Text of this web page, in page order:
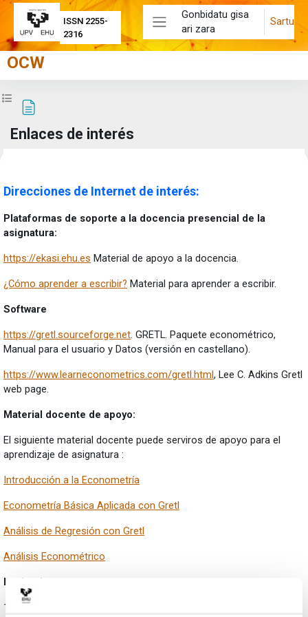
ISSN 2255-
2316
Alboko panela
Gonbidatu gisa
ari zara
Sartu
Joan eduki nagusira zuzenean
OCW
Zabaldu ikastaroaren aurkibidea
Enlaces de interés
Direcciones de Internet de interés:
Plataformas de soporte a la docencia presencial de la
asignatura:
https://ekasi.ehu.es Material de apoyo a la docencia.
¿Cómo aprender a escribir? Material para aprender a escribir.
Software
https://gretl.sourceforge.net. GRETL. Paquete econométrico,
Manual para el usuario y Datos (versión en castellano).
https://www.learneconometrics.com/gretl.html, Lee C. Adkins Gretl
web page.
Material docente de apoyo:
El siguiente material docente puede serviros de apoyo para el
aprendizaje de asignatura :
Introducción a la Econometría
Econometría Básica Aplicada con Gretl
Análisis de Regresión con Gretl
Análisis Econométrico
Instituciones
1) https://www.eustat.es